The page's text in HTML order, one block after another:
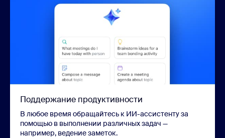
Поддержание продуктивности
В любое время обращайтесь к ИИ-ассистенту за
помощью в выполнении различных задач —
например, ведение заметок.